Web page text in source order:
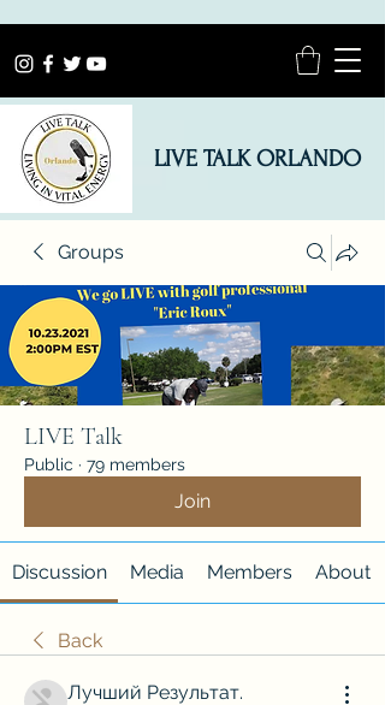
LIVE TALK ORLANDO
Groups
LIVE Talk
Public · 79 members
Join
Discussion Media Members About
Back
Лучший Результат.